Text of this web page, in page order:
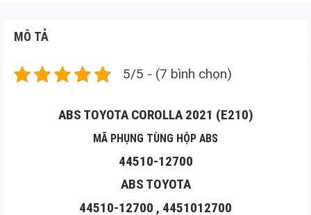
MÔ TẢ
5/5 - (7 bình chọn)
ABS TOYOTA COROLLA 2021 (E210)
MÃ PHỤNG TÙNG HỘP ABS
44510-12700
ABS TOYOTA
44510-12700 , 4451012700